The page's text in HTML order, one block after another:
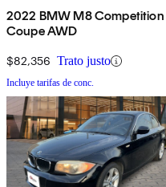
2022 BMW M8 Competition
Coupe AWD
$82,356 Trato justo
Incluye tarifas de conc.